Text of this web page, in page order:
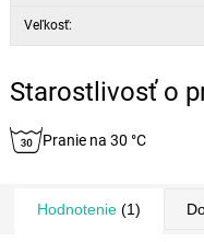
Veľkosť:
Starostlivosť o
Pranie na 30 °C
Hodnotenie(1)